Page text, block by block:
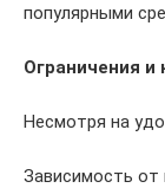
популярными
Ограничения и
Несмотря на
Зависимость от